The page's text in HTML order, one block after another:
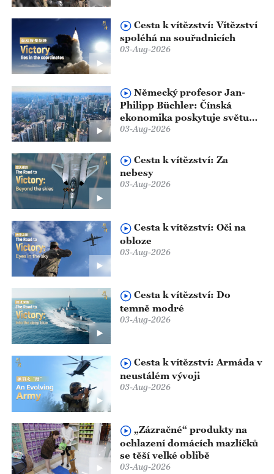
Cesta k vítězství: Vítězství
spoléhá na souřadnicích
03-Aug-2026
Německý profesor Jan-
Philipp Büchler: Čínská
ekonomika poskytuje světu
stabilitu, čínský trh poskytuje
03-Aug-2026
Cesta k vítězství: Za
nebesy
03-Aug-2026
Cesta k vítězství: Oči na
obloze
03-Aug-2026
Cesta k vítězství: Do
temně modré
03-Aug-2026
Cesta k vítězství: Armáda v
neustálém vývoji
03-Aug-2026
„Zázračné“ produkty na
ochlazení domácích mazlíčků
se těší velké oblibě
03-Aug-2026